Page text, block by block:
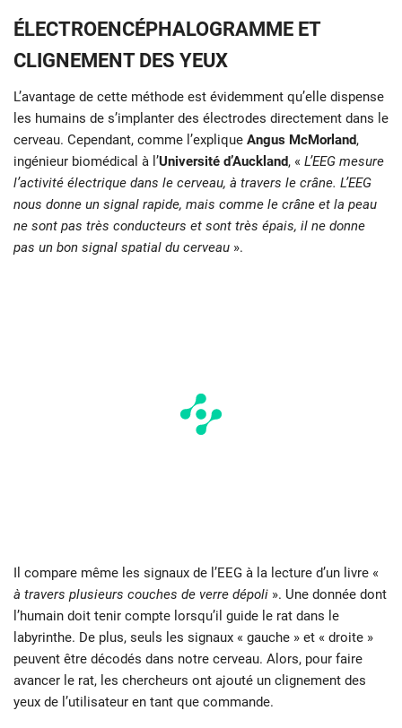
ÉLECTROENCÉPHALOGRAMME ET
CLIGNEMENT DES YEUX
L’avantage de cette méthode est évidemment qu’elle dispense
les humains de s’implanter des électrodes directement dans le
cerveau. Cependant, comme l’explique Angus McMorland,
ingénieur biomédical à l’Université d’Auckland, « L’EEG mesure
l’activité électrique dans le cerveau, à travers le crâne. L’EEG
nous donne un signal rapide, mais comme le crâne et la peau
ne sont pas très conducteurs et sont très épais, il ne donne
pas un bon signal spatial du cerveau ».
Il compare même les signaux de l’EEG à la lecture d’un livre «
à travers plusieurs couches de verre dépoli ». Une donnée dont
l’humain doit tenir compte lorsqu’il guide le rat dans le
labyrinthe. De plus, seuls les signaux « gauche » et « droite »
peuvent être décodés dans notre cerveau. Alors, pour faire
avancer le rat, les chercheurs ont ajouté un clignement des
yeux de l’utilisateur en tant que commande.